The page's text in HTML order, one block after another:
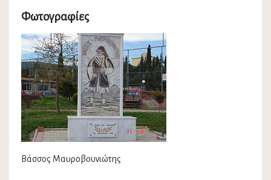
Φωτογραφίες
Βάσσος Μαυροβουνιώτης